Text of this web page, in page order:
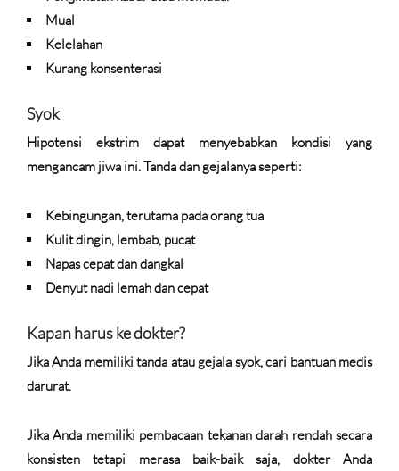
Mual
Kelelahan
Kurang konsenterasi
Syok
Hipotensi ekstrim dapat menyebabkan kondisi yang
mengancam jiwa ini. Tanda dan gejalanya seperti:
Kebingungan, terutama pada orang tua
Kulit dingin, lembab, pucat
Napas cepat dan dangkal
Denyut nadi lemah dan cepat
Kapan harus ke dokter?
Jika Anda memiliki tanda atau gejala syok, cari bantuan medis
darurat.
Jika Anda memiliki pembacaan tekanan darah rendah secara
konsisten tetapi merasa baik-baik saja, dokter Anda